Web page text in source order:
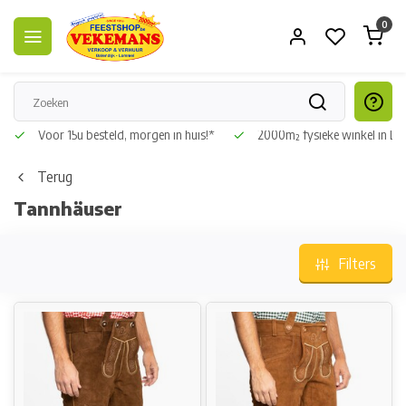
0
Voor 15u besteld, morgen in huis!* 2000m² fysieke winkel in
Terug
Tannhäuser
Filters